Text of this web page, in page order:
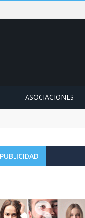
ASOCIACIONES
PUBLICIDAD